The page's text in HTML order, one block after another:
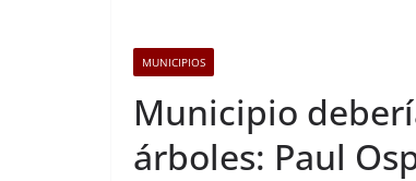
MUNICIPIOS
Municipio
árboles: Paul